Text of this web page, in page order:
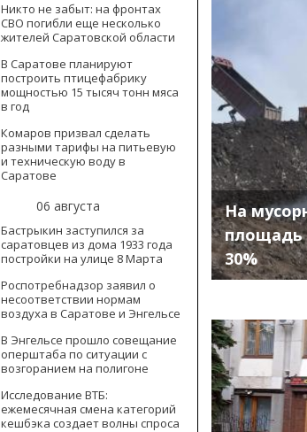
Никто не забыт: на фронтах
СВО погибли еще несколько
жителей Саратовской области
В Саратове планируют
построить птицефабрику
мощностью 15 тысяч тонн мяса
в год
Комаров призвал сделать
разными тарифы на питьевую
и техническую воду в
Саратове
06 августа
Бастрыкин заступился за
саратовцев из дома 1933 года
постройки на улице 8 Марта
Роспотребнадзор заявил о
несоответствии нормам
воздуха в Саратове и Энгельсе
В Энгельсе прошло совещание
оперштаба по ситуации с
возгоранием на полигоне
Исследование ВТБ:
ежемесячная смена категорий
кешбэка создает волны спроса
На
площадь
30%